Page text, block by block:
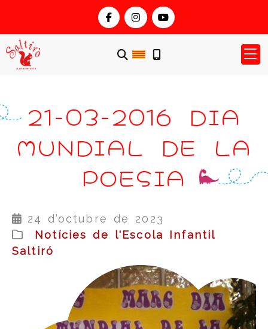
21-03-2016 DIA
MUNDIAL DE LA
POESIA
24 d’octubre de 2023
Notícies de l'Escola Infantil
Saltiró